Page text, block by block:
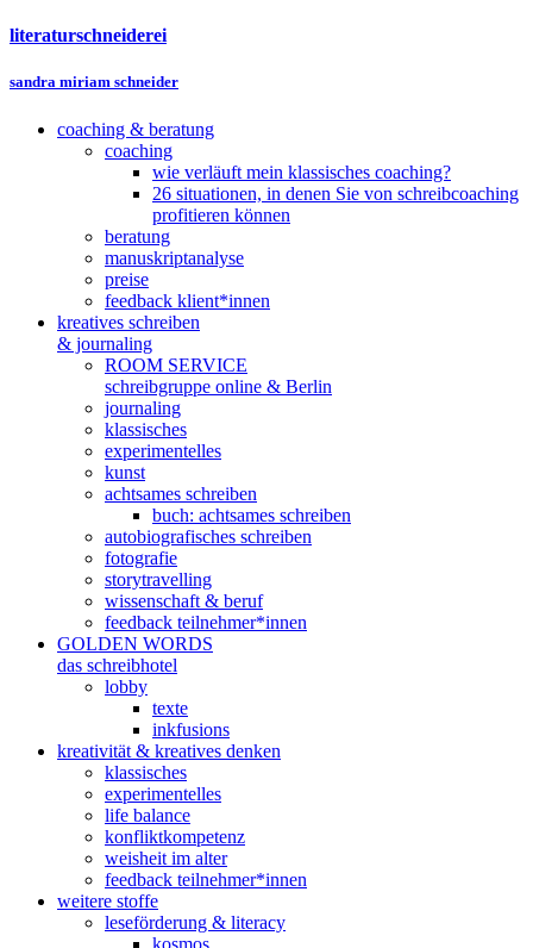
literaturschneiderei
sandra miriam schneider
coaching & beratung
coaching
wie verläuft mein klassisches coaching?
26 situationen, in denen Sie von schreibcoaching
profitieren können
beratung
manuskriptanalyse
preise
feedback klient*innen
kreatives schreiben
& journaling
ROOM SERVICE
schreibgruppe online & Berlin
journaling
klassisches
experimentelles
kunst
achtsames schreiben
buch: achtsames schreiben
autobiografisches schreiben
fotografie
storytravelling
wissenschaft & beruf
feedback teilnehmer*innen
GOLDEN WORDS
das schreibhotel
lobby
texte
inkfusions
kreativität & kreatives denken
klassisches
experimentelles
life balance
konfliktkompetenz
weisheit im alter
feedback teilnehmer*innen
weitere stoffe
leseförderung & literacy
kosmos